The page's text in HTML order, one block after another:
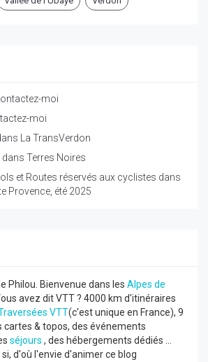
moi
moi
La TransVerdon
dans Terres Noires
et Routes réservés aux cyclistes dans
Provence, été 2025
Philou. Bienvenue dans les Alpes de
avez dit VTT ? 4000 km d'itinéraires
VTT(c'est unique en France), 9
cartes & topos, des événements
séjours , des hébergements dédiés ...
d'où l'envie d'animer ce blog